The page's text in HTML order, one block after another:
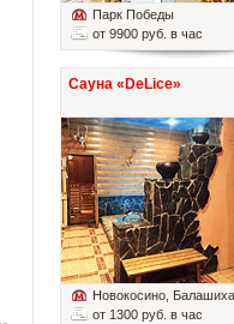
Парк Победы
от 9900 руб. в час
Сауна «DeLice»
Новокосино , Балашиха
от 1300 руб. в час